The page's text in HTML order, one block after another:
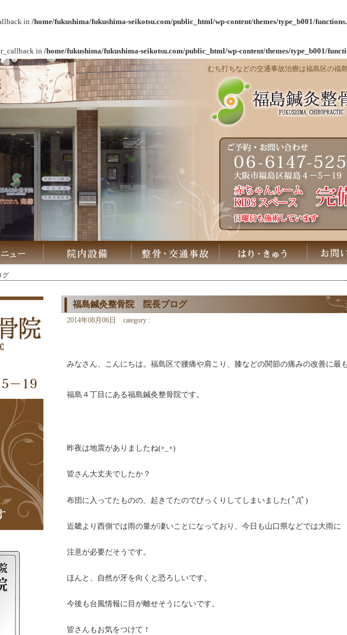
in /home/fukushima/fukushima-seikotsu.com/public_html/wp-content/themes/type_b001/
in /home/fukushima/fukushima-seikotsu.com/public_html/wp-content/themes/type_b001/
むち打ちなどの交通事故治療は福島区の福
グ
福島鍼灸整骨院 院長ブログ
2014年08月06日 category :
みなさん、こんにちは。福島区で腰痛や肩こり、膝などの関節の痛みの改善に最
福島４丁目にある福島鍼灸整骨院です。
昨夜は地震がありましたね(+_+)
皆さん大丈夫でしたか？
布団に入ってたものの、起きてたのでびっくりしてしまいました( ﾟДﾟ)
近畿より西側では雨の量が凄いことになっており、今日も山口県などでは大雨に
注意が必要だそうです。
ほんと、自然が牙を向くと恐ろしいです。
今後も台風情報に目が離せそうにないです。
皆さんもお気をつけて！